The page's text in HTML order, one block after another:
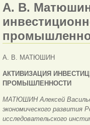
А. В.
А. В. МАТЮШИН
АКТИВИЗАЦИЯ
ПРОМЫШЛЕННОСТИ
МАТЮШИН Алексей
экономического развития
исследовательского